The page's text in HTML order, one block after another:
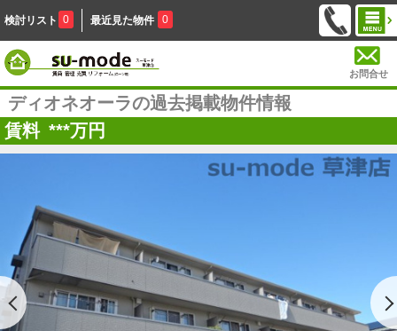
検討リスト 0 最近見た物件 0
お問合せ
ディオネオーラの過去掲載物件情報
賃料 ***万円